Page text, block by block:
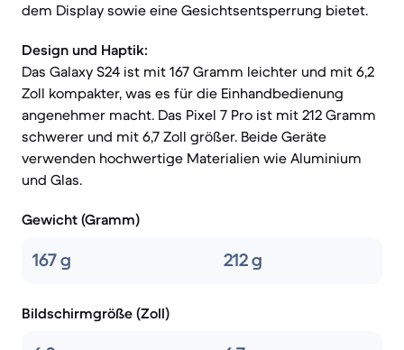
dem Display sowie eine Gesichtsentsperrung bietet.
Design und Haptik:
Das Galaxy S24 ist mit 167 Gramm leichter und mit 6,2
Zoll kompakter, was es für die Einhandbedienung
angenehmer macht. Das Pixel 7 Pro ist mit 212 Gramm
schwerer und mit 6,7 Zoll größer. Beide Geräte
verwenden hochwertige Materialien wie Aluminium
und Glas.
Gewicht (Gramm)
167 g 212 g
Bildschirmgröße (Zoll)